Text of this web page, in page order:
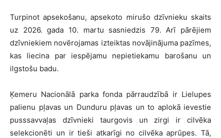
Turpinot apsekošanu, apsekoto mirušo dzīvnieku skaits
uz 2026. gada 10. martu sasniedzis 79. Arī pārējiem
dzīvniekiem novērojamas izteiktas novājinājuma pazīmes,
kas liecina par iespējamu nepietiekamu barošanu un
ilgstošu badu.
Ķemeru Nacionālā parka fonda pārraudzībā ir Lielupes
palienu pļavas un Dunduru pļavas un to aplokā ievestie
pusssavvaļas dzīvnieki taurgovis un zirgi ir cilvēka
selekcionēti un ir tieši atkarīgi no cilvēka aprūpes. Tā,